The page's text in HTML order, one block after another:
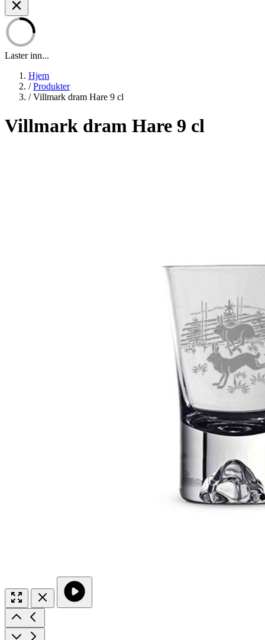
Laster inn...
Hjem
/ Produkter
/ Villmark dram Hare 9 cl
Villmark dram Hare 9 cl